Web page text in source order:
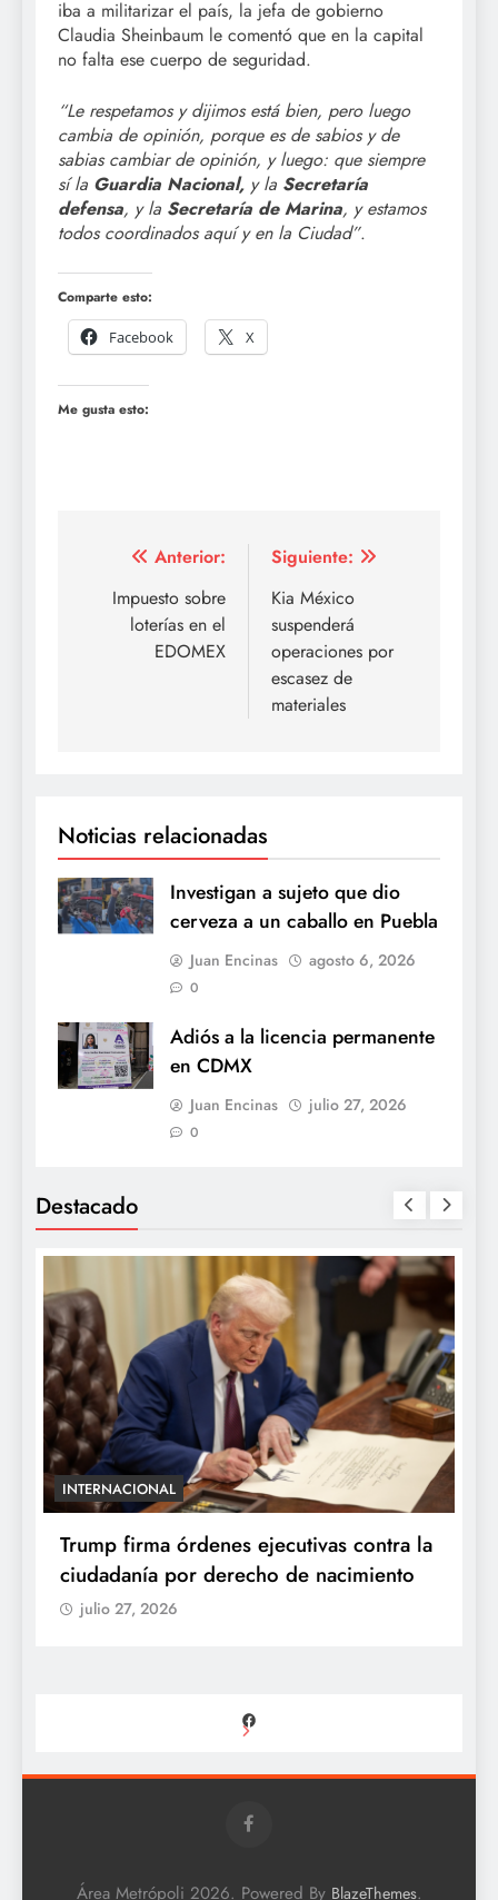
iba a militarizar el país, la jefa de gobierno
Claudia Sheinbaum le comentó que en la capital
no falta ese cuerpo de seguridad.
“Le respetamos y dijimos está bien, pero luego
cambia de opinión, porque es de sabios y de
sabias cambiar de opinión, y luego: que siempre
sí la Guardia Nacional, y la Secretaría
defensa, y la Secretaría de Marina, y estamos
todos coordinados aquí y en la Ciudad”.
Comparte esto:
Facebook
X
Me gusta esto:
Navegación
entradas
Anterior:
Impuesto sobre
loterías en el
EDOMEX
Siguiente:
Kia México
suspenderá
operaciones por
escasez de
materiales
Noticias relacionadas
Investigan a sujeto que dio
cerveza a un caballo en Puebla
Juan Encinas agosto 6, 2026
0
Adiós a la licencia permanente
en CDMX
Juan Encinas julio 27, 2026
0
Destacado
INTERNACIONAL
Trump firma órdenes ejecutivas contra la
ciudadanía por derecho de nacimiento
julio 27, 2026
Área Metrópoli 2026. Powered By BlazeThemes.